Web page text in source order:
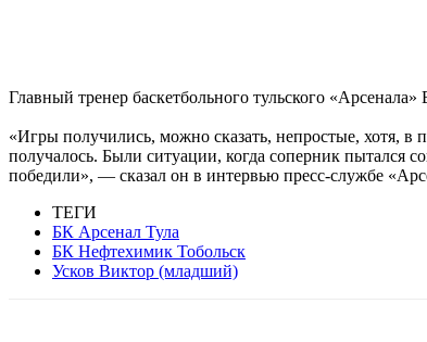
Главный тренер баскетбольного тульского
«Игры получились, можно сказать, непростые, хотя,
получалось. Были ситуации, когда соперник пытался
победили», — сказал он в интервью пресс-службе
ТЕГИ
БК Арсенал Тула
БК Нефтехимик Тобольск
Усков Виктор (младший)